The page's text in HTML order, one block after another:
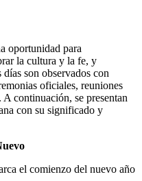
oportunidad para
la cultura y la fe, y
son observados con
oficiales, reuniones
continuación, se presentan
con su significado y
el comienzo del nuevo año